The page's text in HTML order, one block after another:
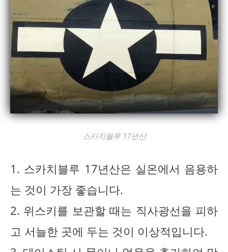
스카치블루 17년산
1. 스카치블루 17년산은 실온에서 음용하
는 것이 가장 좋습니다.
2. 위스키를 보관할 때는 직사광선을 피하
고 서늘한 곳에 두는 것이 이상적입니다.